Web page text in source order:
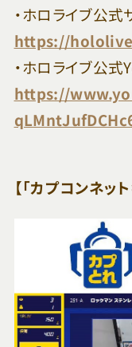
・ホロライブ公式
https://
・ホロライブ公式
https://
【「カプコンネッ